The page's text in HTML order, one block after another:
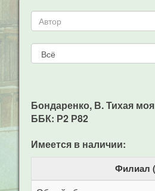
Бондаренко, В. Тихая
ББК: Р2 Р82
Имеется в наличии:
Филиал